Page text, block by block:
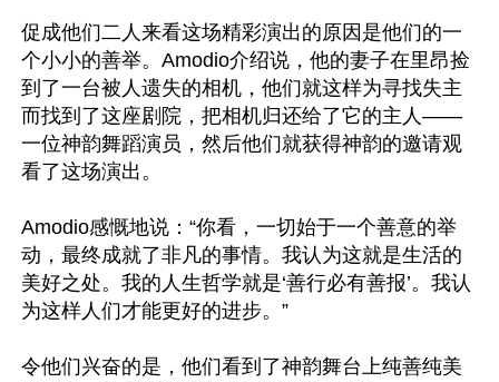
促成他们二人来看这场精彩演出的原因是他们的一
个小小的善举。Amodio介绍说，他的妻子在里昂捡
到了一台被人遗失的相机，他们就这样为寻找失主
而找到了这座剧院，把相机归还给了它的主人——
一位神韵舞蹈演员，然后他们就获得神韵的邀请观
看了这场演出。
Amodio感慨地说：“你看，一切始于一个善意的举
动，最终成就了非凡的事情。我认为这就是生活的
美好之处。我的人生哲学就是‘善行必有善报’。我认
为这样人们才能更好的进步。”
令他们兴奋的是，他们看到了神韵舞台上纯善纯美